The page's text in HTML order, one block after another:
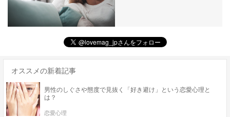
オススメの新着記事
男性のしぐさや態度で見抜く「好き避け」という恋愛心理と
は？
恋愛心理